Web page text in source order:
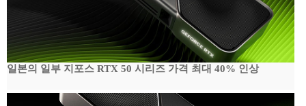
일본의 일부 지포스 RTX 50 시리즈 가격 최대 40% 인상